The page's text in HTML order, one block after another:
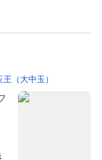
（大中玉）